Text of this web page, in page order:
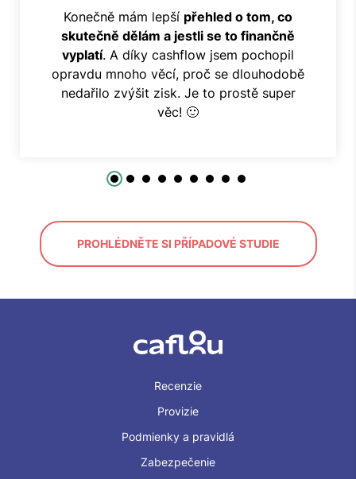
Konečně mám lepší přehled o tom, co
skutečně dělám a jestli se to finančně
vyplatí. A díky cashflow jsem pochopil
opravdu mnoho věcí, proč se dlouhodobě
nedařilo zvýšit zisk. Je to prostě super
věc! 🙂
PROHLÉDNĚTE SI PŘÍPADOVÉ STUDIE
Recenzie
Provizie
Podmienky a pravidlá
Zabezpečenie